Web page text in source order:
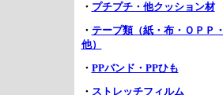
・ プチプチ・他クッション材
・ テープ類（紙・布・ＯＰＰ・
他）
・ PPバンド・PPひも
・ ストレッチフィルム